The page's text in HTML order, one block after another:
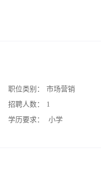
职位类别：
市场营销
招聘人数：
1
学历要求：
小学